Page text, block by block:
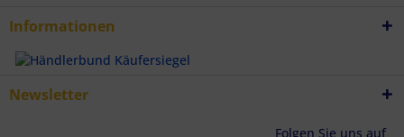
Informationen
Newsletter
Folgen Sie uns auf